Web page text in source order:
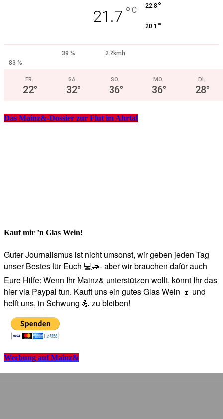
21.7 ° C 22.8 °
20.1 °
39 %
2.2kmh
83 %
FR.
22°
SA.
32°
SO.
36°
MO.
36°
DI.
28°
Das Mainz&-Dossier zur Flut im Ahrtal
Kauf mir ’n Glas Wein!
Guter Journalismus ist nicht umsonst, wir geben jeden Tag
unser Bestes für Euch 💻🚙- aber wir brauchen dafür auch
Eure Hilfe: Wenn Ihr Mainz& unterstützen wollt, könnt Ihr das
hier via Paypal tun. Kauft uns ein gutes Glas Wein 🍷 und
helft uns, in Schwung 💪 zu bleiben!
Werbung auf Mainz&